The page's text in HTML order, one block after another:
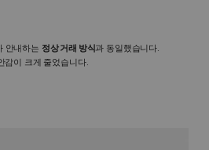
안내하는 정상 거래 방식과 동일했습니다.
감이 크게 줄었습니다.